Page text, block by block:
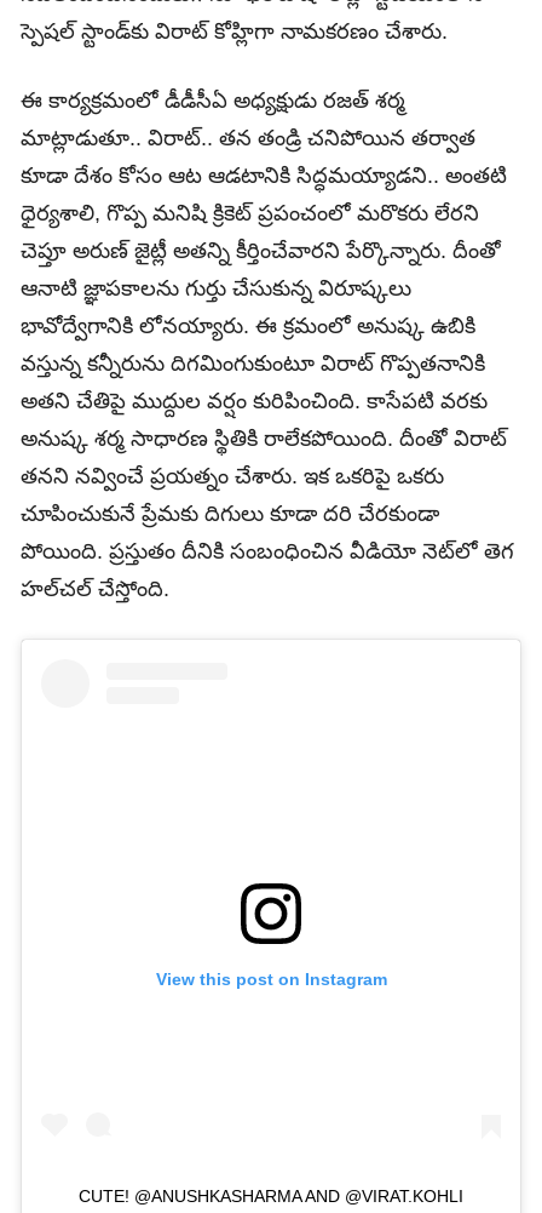
స్పెషల్ స్టాండ్‌కు విరాట్‌ కోహ్లిగా నామకరణం చేశారు.
ఈ కార్యక్రమంలో డీడీసీఏ అధ్యక్షుడు రజత్‌ శర్మ
మాట్లాడుతూ.. విరాట్‌.. తన తండ్రి చనిపోయిన తర్వాత
కూడా దేశం కోసం ఆట ఆడటానికి సిద్ధమయ్యాడని.. అంతటి
ధైర్యశాలి, గొప్ప మనిషి క్రికెట్‌ ప్రపంచంలో మరొకరు లేరని
చెప్తూ అరుణ్‌ జైట్లీ అతన్ని కీర్తించేవారని పేర్కొన్నారు. దీంతో
ఆనాటి జ్ఞాపకాలను గుర్తు చేసుకున్న విరూష్కలు
భావోద్వేగానికి లోనయ్యారు. ఈ క్రమంలో అనుష్క ఉబికి
వస్తున్న కన్నీరును దిగమింగుకుంటూ విరాట్‌ గొప్పతనానికి
అతని చేతిపై ముద్దుల వర్షం కురిపించింది. కాసేపటి వరకు
అనుష్క శర్మ సాధారణ స్థితికి రాలేకపోయింది. దీంతో విరాట్‌
తనని నవ్వించే ప్రయత్నం చేశారు. ఇక ఒకరిపై ఒకరు
చూపించుకునే ప్రేమకు దిగులు కూడా దరి చేరకుండా
పోయింది. ప్రస్తుతం దీనికి సంబంధించిన వీడియో నెట్‌లో తెగ
హల్‌చల్‌ చేస్తోంది.
View this post on Instagram
CUTE! @ANUSHKASHARMA AND @VIRAT.KOHLI